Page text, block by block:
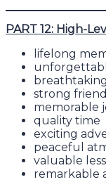
PART 12: High-
lifelong
strong
memorable
quality time
exciting
peaceful
valuable
remarkable